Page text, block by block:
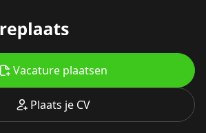
Plaats je CV
Vacature plaatsen